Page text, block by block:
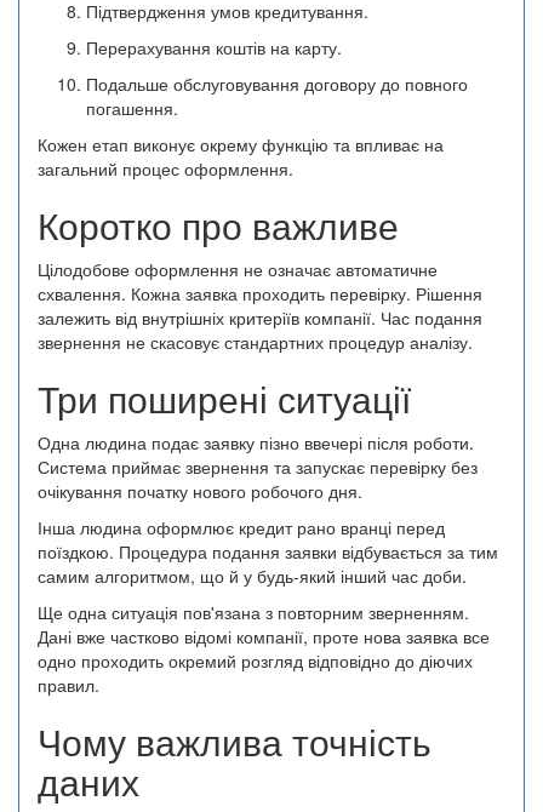
Підтвердження умов кредитування.
Перерахування коштів на карту.
Подальше обслуговування договору до повного
погашення.
Кожен етап виконує окрему функцію та впливає на
загальний процес оформлення.
Коротко про важливе
Цілодобове оформлення не означає автоматичне
схвалення. Кожна заявка проходить перевірку. Рішення
залежить від внутрішніх критеріїв компанії. Час подання
звернення не скасовує стандартних процедур аналізу.
Три поширені ситуації
Одна людина подає заявку пізно ввечері після роботи.
Система приймає звернення та запускає перевірку без
очікування початку нового робочого дня.
Інша людина оформлює кредит рано вранці перед
поїздкою. Процедура подання заявки відбувається за тим
самим алгоритмом, що й у будь-який інший час доби.
Ще одна ситуація пов'язана з повторним зверненням.
Дані вже частково відомі компанії, проте нова заявка все
одно проходить окремий розгляд відповідно до діючих
правил.
Чому важлива точність
даних